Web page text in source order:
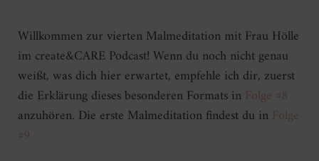
Willkommen zur vierten Malmeditation mit Frau Hölle
im create&CARE Podcast! Wenn du noch nicht genau
weißt, was dich hier erwartet, empfehle ich dir, zuerst
die Erklärung dieses besonderen Formats in ⁠Folge #8⁠
anzuhören. Die erste Malmeditation findest du in ⁠Folge
#9⁠